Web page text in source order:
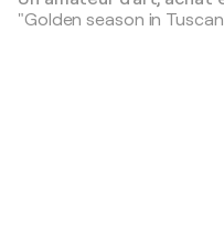
"Golden season in